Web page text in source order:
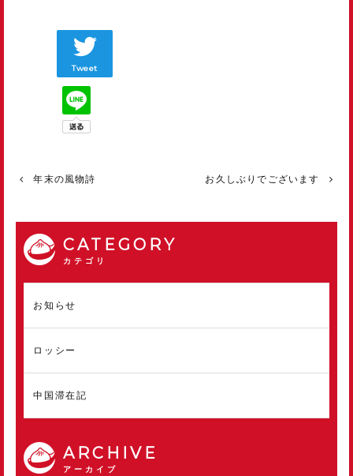
Tweet
年末の風物詩 お久しぶりでございます
CATEGORY
カテゴリ
お知らせ
ロッシー
中国滞在記
ARCHIVE
アーカイブ